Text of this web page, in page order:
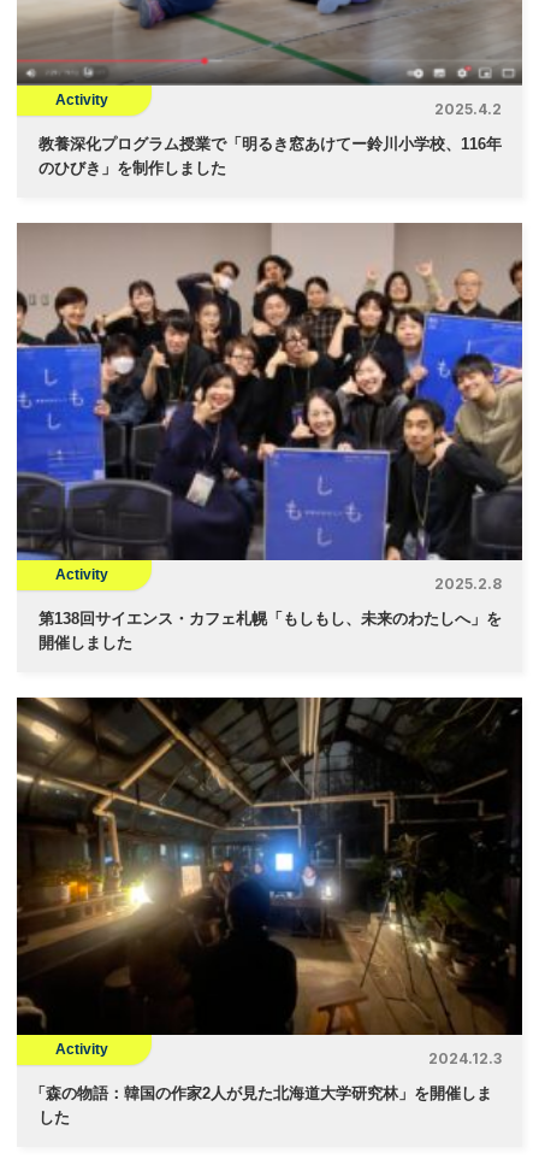
Activity
2025.4.2
教養深化プログラム授業で「明るき窓あけてー鈴川小学校、116年
のひびき」を制作しました
Activity
2025.2.8
第138回サイエンス・カフェ札幌「もしもし、未来のわたしへ」を
開催しました
Activity
2024.12.3
「 森の物語：韓国の作家2人が見た北海道大学研究林」を開催しま
した